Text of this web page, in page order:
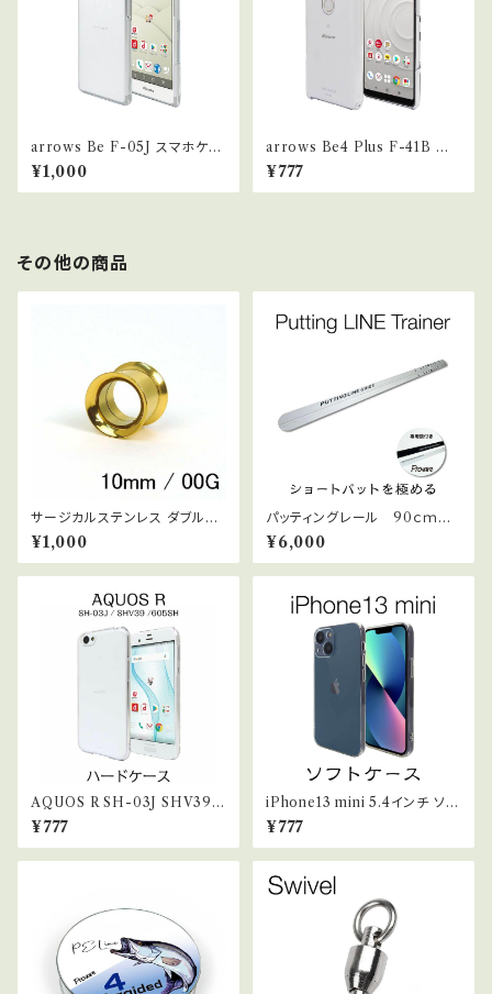
arrows Be F-05J スマホケー
ス クリア カバー 耐衝撃 薄型
耐熱性 シンプル 高光沢 軽量 ハ
ード 【Provare】
¥1,000
arrows Be4 Plus F-41B ス
マホケース クリア カバー 耐衝
撃 薄型 耐熱性 シンプル 高光沢
軽量 ハード ポリカーボネート
¥777
その他の商品
サージカルステンレス ダブルフ
レアトンネル ボディピアス 00G
10mm
¥1,000
パッティングレール 90ｃｍ
パター練習 ショートパット
¥6,000
AQUOS R SH-03J SHV39
ハードケース クリア
¥777
iPhone13 mini 5.4インチ ソフ
ト ラバーケース クリア ストラッ
プホール付 【Provare】
¥777